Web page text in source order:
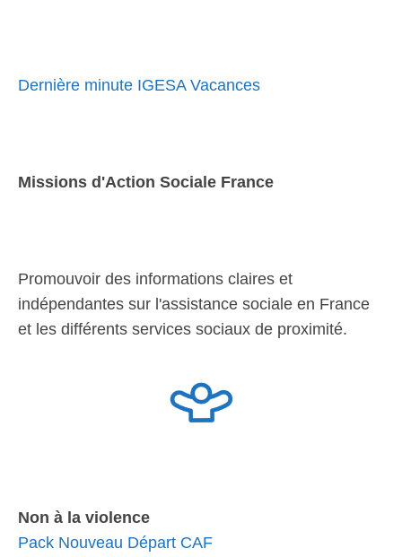
Dernière minute IGESA Vacances
Missions d'Action Sociale France
Promouvoir des informations claires et
indépendantes sur l'assistance sociale en France
et les différents services sociaux de proximité.
Non à la violence
Pack Nouveau Départ CAF